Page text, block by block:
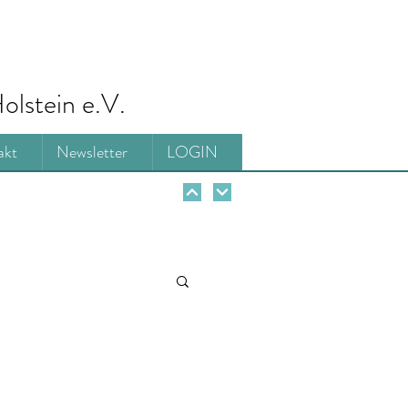
Newsletter LOGIN
e.V.